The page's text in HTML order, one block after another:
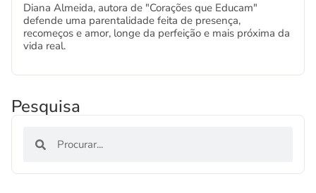
Diana Almeida, autora de "Corações que Educam"
defende uma parentalidade feita de presença,
recomeços e amor, longe da perfeição e mais próxima da
vida real.
Pesquisa